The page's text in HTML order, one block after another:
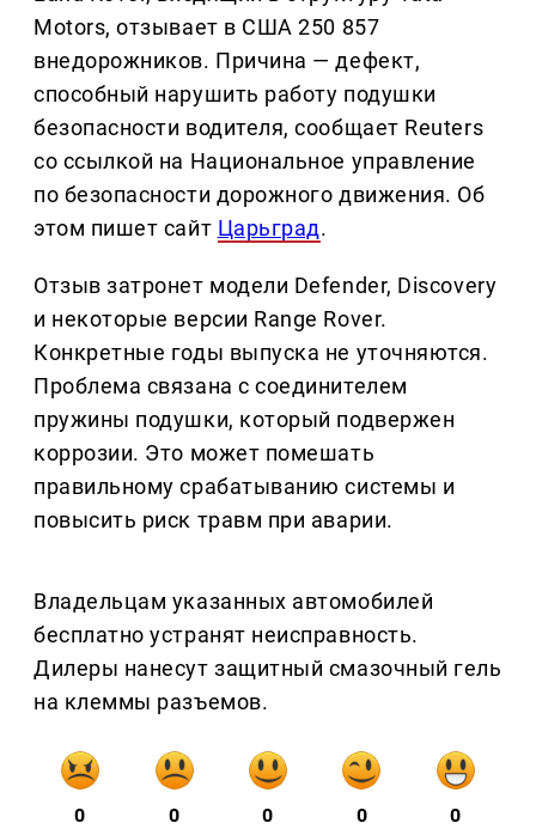
Motors, отзывает в США 250 857
внедорожников. Причина — дефект,
способный нарушить работу подушки
безопасности водителя, сообщает Reuters
со ссылкой на Национальное управление
по безопасности дорожного движения. Об
этом пишет сайт Царьград.
Отзыв затронет модели Defender, Discovery
и некоторые версии Range Rover.
Конкретные годы выпуска не уточняются.
Проблема связана с соединителем
пружины подушки, который подвержен
коррозии. Это может помешать
правильному срабатыванию системы и
повысить риск травм при аварии.
Владельцам указанных автомобилей
бесплатно устранят неисправность.
Дилеры нанесут защитный смазочный гель
на клеммы разъемов.
0 0 0 0 0